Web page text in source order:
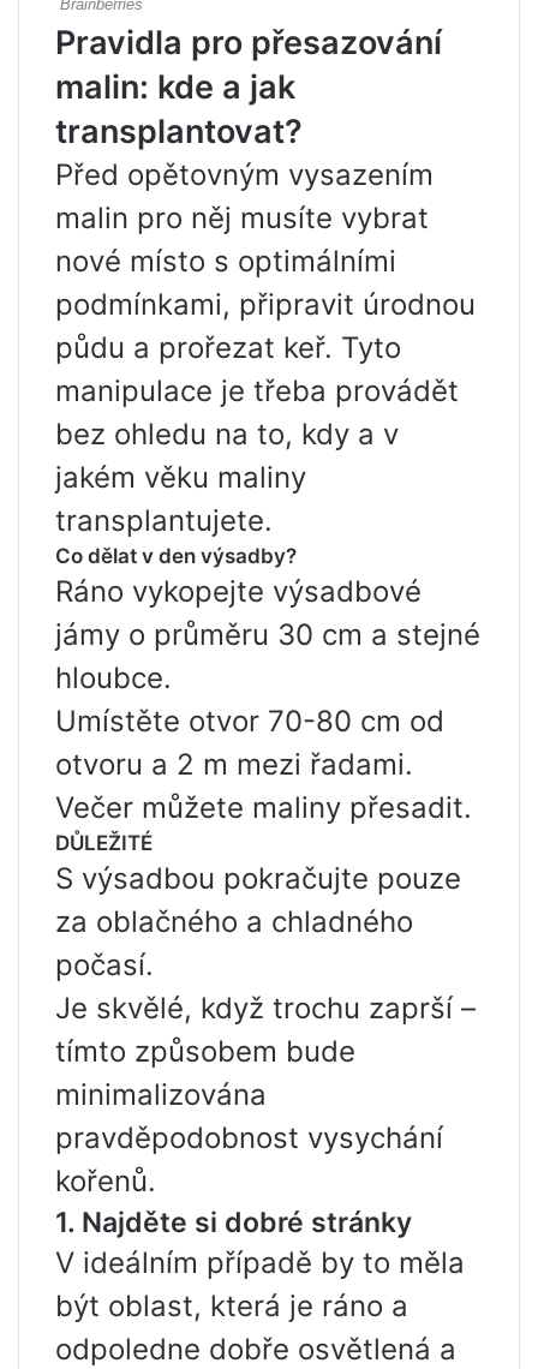
Pravidla pro přesazování
malin: kde a jak
transplantovat?
Před opětovným vysazením
malin pro něj musíte vybrat
nové místo s optimálními
podmínkami, připravit úrodnou
půdu a prořezat keř. Tyto
manipulace je třeba provádět
bez ohledu na to, kdy a v
jakém věku maliny
transplantujete.
Co dělat v den výsadby?
Ráno vykopejte výsadbové
jámy o průměru 30 cm a stejné
hloubce.
Umístěte otvor 70-80 cm od
otvoru a 2 m mezi řadami.
Večer můžete maliny přesadit.
DŮLEŽITÉ
S výsadbou pokračujte pouze
za oblačného a chladného
počasí.
Je skvělé, když trochu zaprší –
tímto způsobem bude
minimalizována
pravděpodobnost vysychání
kořenů.
1. Najděte si dobré stránky
V ideálním případě by to měla
být oblast, která je ráno a
odpoledne dobře osvětlená a